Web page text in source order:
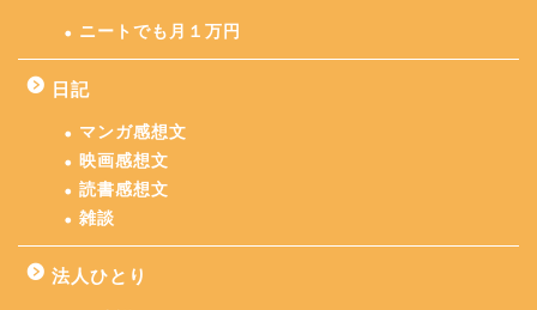
ニートでも月１万円
日記
マンガ感想文
映画感想文
読書感想文
雑談
法人ひとり